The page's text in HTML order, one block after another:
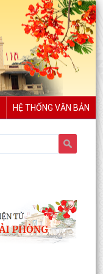
HỆ THỐNG VĂN BẢN
phí, lệ phí thuộc
dân thành phố
cấp DVCTT trên
ADN tại các